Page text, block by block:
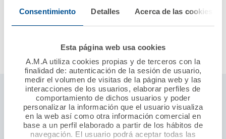
Consentimiento Detalles Acerca de las cookies
Esta página web usa cookies
A.M.A utiliza cookies propias y de terceros con la
finalidad de: autenticación de la sesión de usuario,
medir el volumen de visitas de la página web y las
interacciones de los usuarios, elaborar perfiles de
comportamiento de dichos usuarios y poder
personalizar la información que el usuario visualiza
en la web así como otra información comercial en
base a un perfil elaborado a partir de los hábitos de
navegación. El usuario podrá aceptar todas las
Seguros ámbito profesional sanitario
Responsabilidad civil profesional
Establecimientos sanitarios